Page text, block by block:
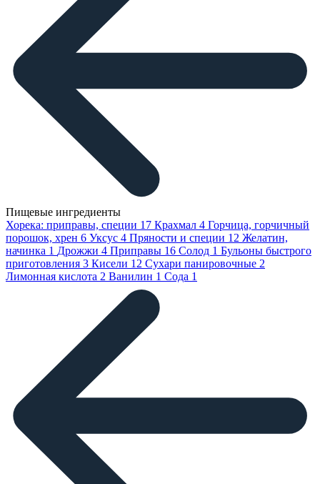
Пищевые ингредиенты
Хорека: приправы, специи 17 Крахмал 4 Горчица, горчичный
порошок, хрен 6 Уксус 4 Пряности и специи 12 Желатин,
начинка 1 Дрожжи 4 Приправы 16 Солод 1 Бульоны быстрого
приготовления 3 Кисели 12 Сухари панировочные 2
Лимонная кислота 2 Ванилин 1 Сода 1